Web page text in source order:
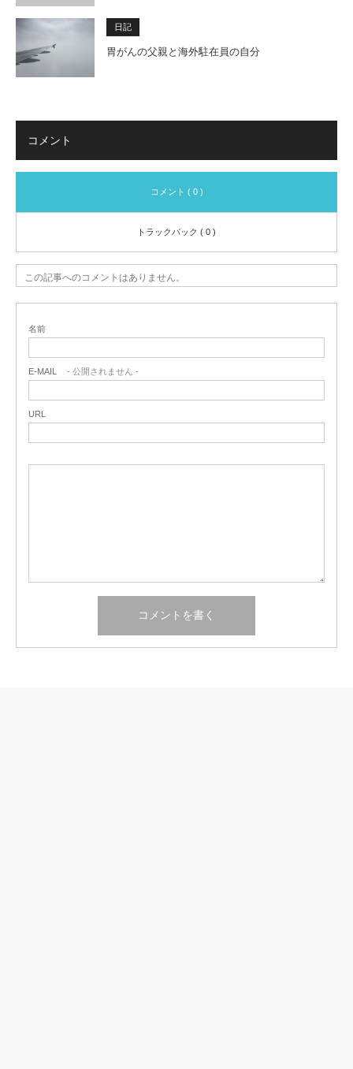
日記
胃がんの父親と海外駐在員の自分
コメント
コメント ( 0 )
トラックバック ( 0 )
この記事へのコメントはありません。
名前
E-MAIL - 公開されません -
URL